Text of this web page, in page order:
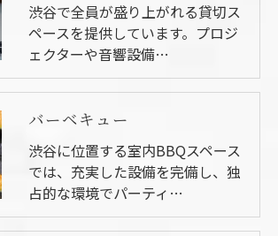
渋谷で全員が盛り上がれる貸切ス
ペースを提供しています。プロジ
ェクターや音響設備…
バーベキュー
渋谷に位置する室内BBQスペース
では、充実した設備を完備し、独
占的な環境でパーティ…